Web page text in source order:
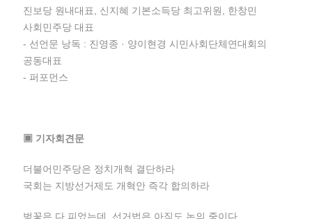
진보당 원내대표, 신지혜 기본소득당 최고위원, 한창민
사회민주당 대표
- 선언문 낭독 : 진영종 · 양이현경 시민사회단체연대회의
공동대표
- 퍼포먼스
▣ 기자회견문
더불어민주당은 정치개혁 결단하라
국회는 지방선거제도 개혁안 즉각 합의하라
벚꽃은 다 피었는데, 선거법은 아직도 논의 중이다